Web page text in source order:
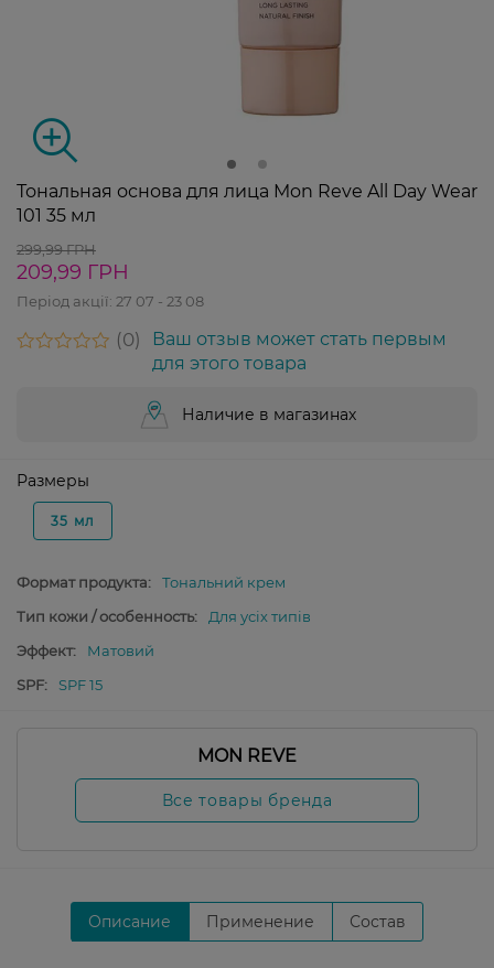
Тональная основа для лица Mon Reve All Day Wear
101 35 мл
299,99 ГРН
209,99 ГРН
Період акції: 27 07 - 23 08
0
Ваш отзыв может стать первым
для этого товара
Наличие в магазинах
Размеры
35 мл
Формат продукта:
Тональний крем
Тип кожи / особенность:
Для усіх типів
Эффект:
Матовий
SPF:
SPF 15
MON REVE
Все товары бренда
Описание Применение Состав